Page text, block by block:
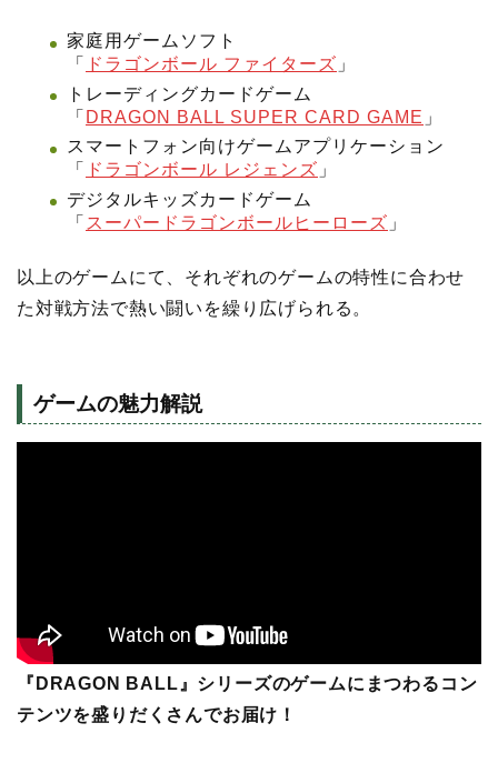
家庭用ゲームソフト
「
ドラゴンボール ファイターズ 」
トレーディングカードゲーム
「 DRAGON BALL SUPER CARD GAME 」
スマートフォン向けゲームアプリケーション
「
ドラゴンボール レジェンズ 」
デジタルキッズカードゲーム
「 スーパードラゴンボールヒーローズ 」
以上のゲームにて、それぞれのゲームの特性に合わせ
た対戦方法で熱い闘いを繰り広げられる。
ゲームの魅力解説
『DRAGON BALL』シリーズのゲームにまつわるコン
テンツを盛りだくさんでお届け！